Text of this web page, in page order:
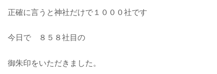
正確に言うと神社だけで１０００社です
今日で ８５８社目の
御朱印をいただきました。